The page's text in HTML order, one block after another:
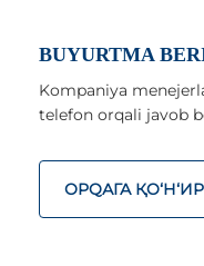
BUYURTMA
Kompaniya
telefon orqali javob
ОРQАГА